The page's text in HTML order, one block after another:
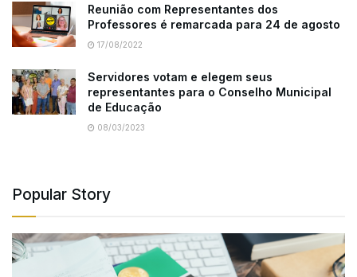
Reunião com Representantes dos
Professores é remarcada para 24 de agosto
17/08/2022
Servidores votam e elegem seus
representantes para o Conselho Municipal
de Educação
08/03/2023
Popular Story